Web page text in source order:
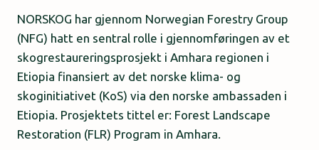
NORSKOG har gjennom Norwegian Forestry Group
(NFG) hatt en sentral rolle i gjennomføringen av et
skogrestaureringsprosjekt i Amhara regionen i
Etiopia finansiert av det norske klima- og
skoginitiativet (KoS) via den norske ambassaden i
Etiopia. Prosjektets tittel er: Forest Landscape
Restoration (FLR) Program in Amhara.